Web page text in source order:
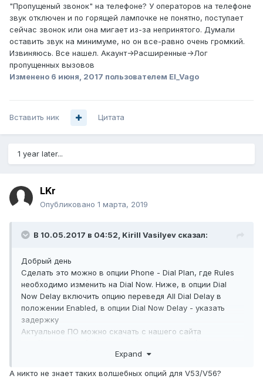
"Пропущеный звонок" на телефоне? У операторов на телефоне
звук отключен и по горящей лампочке не понятно, поступает
сейчас звонок или она мигает из-за непринятого. Думали
оставить звук на минимуме, но он все-равно очень громкий.
Извиняюсь. Все нашел. Акаунт->Расширенные->Лог
пропущенных вызовов
Изменено 6 июня, 2017 пользователем El_Vago
Вставить ник Цитата
1 year later...
LKr
Опубликовано 1 марта, 2019
В 10.05.2017 в 04:52, Kirill Vasilyev сказал:
Добрый день
Сделать это можно в опции Phone - Dial Plan, где Rules
необходимо изменить на Dial Now. Ниже, в опции Dial
Now Delay включить опцию переведя All Dial Delay в
положении Enabled, в опции Dial Now Delay - указать
задержку
Актуальное ПО можно скачать с нашего сайта
Expand
А никто не знает таких волшебных опций для V53/V56?